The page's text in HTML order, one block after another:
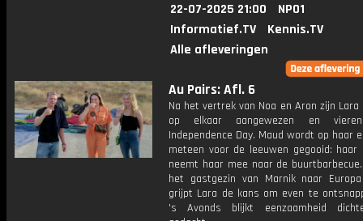
22-07-2025 21:00
NPO1
Informatief.TV
Kennis.TV
Alle afleveringen
Au Pairs: Afl. 6
Na het vertrek van Noa en Aron zijn Lara
op elkaar aangewezen en
Independence Day. Maud wordt op haar
meteen voor de leeuwen gegooid: haar
neemt haar mee naar de
het gastgezin van Marnik naar
grijpt Lara de kans om even te
's Avonds blijkt eenzaamheid